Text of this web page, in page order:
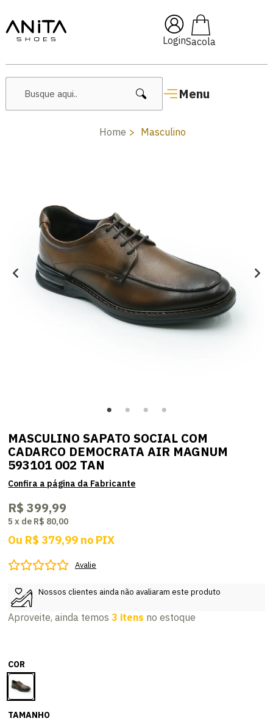
Login
Menu
🔥 Lançamentos Femininos
Home Masculino
MASCULINO SAPATO SOCIAL COM
CADARCO DEMOCRATA AIR MAGNUM
593101 002 TAN
R$ 399,99
5 x de R$ 80,00
Ou R$ 379,99 no PIX
Avalie
Nossos clientes ainda não avaliaram este produto
Aproveite, ainda temos3 itens no estoque
COR
TAMANHO